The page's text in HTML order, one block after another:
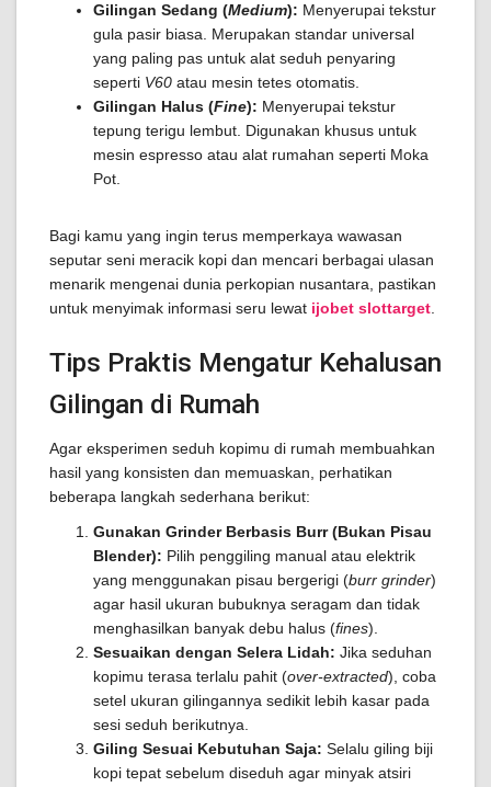
Gilingan Sedang (Medium): Menyerupai tekstur
gula pasir biasa. Merupakan standar universal
yang paling pas untuk alat seduh penyaring
seperti V60 atau mesin tetes otomatis.
Gilingan Halus (Fine): Menyerupai tekstur
tepung terigu lembut. Digunakan khusus untuk
mesin espresso atau alat rumahan seperti Moka
Pot.
Bagi kamu yang ingin terus memperkaya wawasan
seputar seni meracik kopi dan mencari berbagai ulasan
menarik mengenai dunia perkopian nusantara, pastikan
untuk menyimak informasi seru lewat ijobet slottarget
Tips Praktis Mengatur Kehalusan
Gilingan di Rumah
Agar eksperimen seduh kopimu di rumah membuahkan
hasil yang konsisten dan memuaskan, perhatikan
beberapa langkah sederhana berikut:
Gunakan Grinder Berbasis Burr (Bukan Pisau
Blender): Pilih penggiling manual atau elektrik
yang menggunakan pisau bergerigi (burr grinder)
agar hasil ukuran bubuknya seragam dan tidak
menghasilkan banyak debu halus (fines).
Sesuaikan dengan Selera Lidah: Jika seduhan
kopimu terasa terlalu pahit (over-extracted), coba
setel ukuran gilingannya sedikit lebih kasar pada
sesi seduh berikutnya.
Giling Sesuai Kebutuhan Saja: Selalu giling biji
kopi tepat sebelum diseduh agar minyak atsiri